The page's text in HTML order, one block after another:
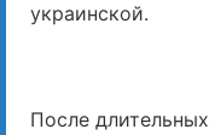
украинской.
После длительных